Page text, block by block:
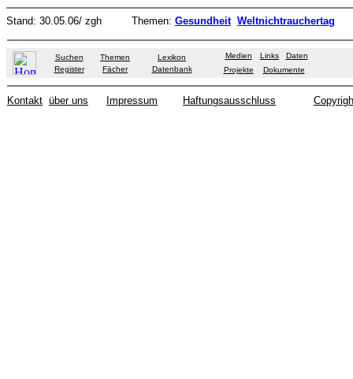
Stand: 30.05.06/ zgh Themen: Gesundheit Weltnichtrauchertag
Suchen Themen
Lexikon
Register
Fächer Datenbank
Medien Links
Daten
Projekte
Dokumente
Kontakt über uns Impressum Haftungsausschluss